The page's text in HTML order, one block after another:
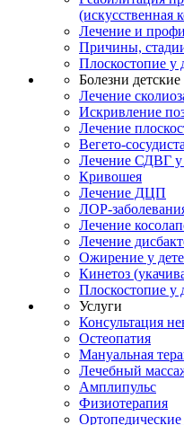
(искусственная
Лечение и
Причины,
Плоскостопие у
Болезни детские
Лечение
Искривление
Лечение
Вегето-
Лечение СДВГ у
Кривошея
Лечение ДЦП
ЛОР-
Лечение
Лечение
Ожирение у
Кинетоз
Плоскостопие у
Услуги
Консультация
Остеопатия
Мануальная
Лечебный
Амплипульс
Физиотерапия